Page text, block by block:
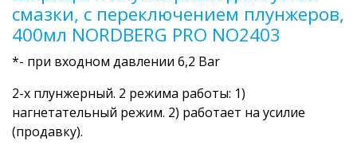
смазки, с переключением плунжеров,
400мл NORDBERG PRO NO2403
*- при входном давлении 6,2 Bar
2-х плунжерный. 2 режима работы: 1)
нагнетательный режим. 2) работает на усилие
(продавку).